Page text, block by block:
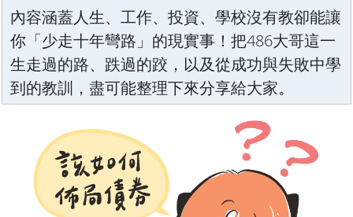
內容涵蓋人生、工作、投資、學校沒有教卻能讓
你「少走十年彎路」的現實事！把486大哥這一
生走過的路、跌過的跤，以及從成功與失敗中學
到的教訓，盡可能整理下來分享給大家。